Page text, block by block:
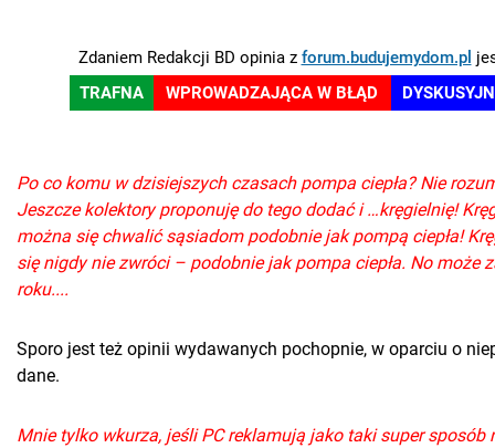
Zdaniem Redakcji BD opinia z forum.budujemydom.pl
TRAFNA
WPROWADZAJĄCA W BŁĄD
Po co komu w dzisiejszych czasach pompa ciepła? Nie
Jeszcze kolektory proponuję do tego dodać i …kręgielnię!
można się chwalić sąsiadom podobnie jak pompą ciepła!
się nigdy nie zwróci – podobnie jak pompa ciepła. No może
roku....
Sporo jest też opinii wydawanych pochopnie, w oparciu o
dane.
Mnie tylko wkurza, jeśli PC reklamują jako taki super sposób